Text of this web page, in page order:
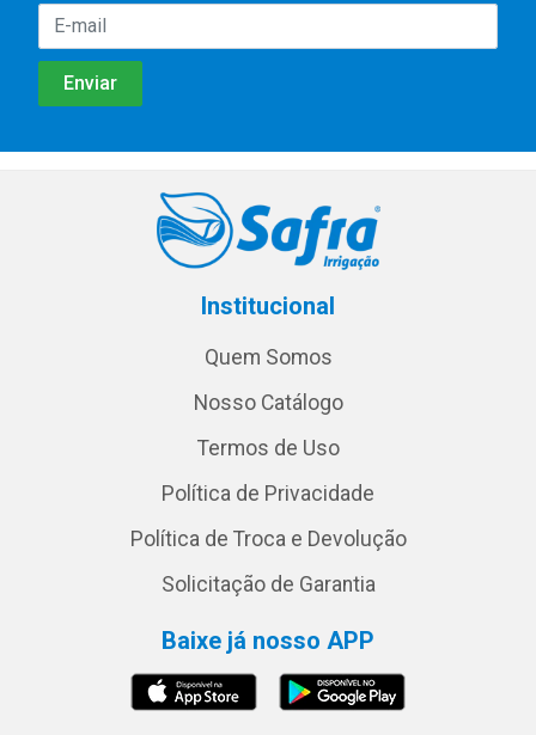
Institucional
Quem Somos
Nosso Catálogo
Termos de Uso
Política de Privacidade
Política de Troca e Devolução
Solicitação de Garantia
Baixe já nosso APP